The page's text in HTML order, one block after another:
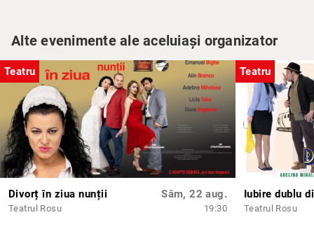
Alte evenimente ale aceluiași organizator
Teatru
Divorț în ziua nunții
Teatrul Rosu
Sâm, 22 aug.
19:30
Teatru
Iubire dublu
Teatrul Rosu